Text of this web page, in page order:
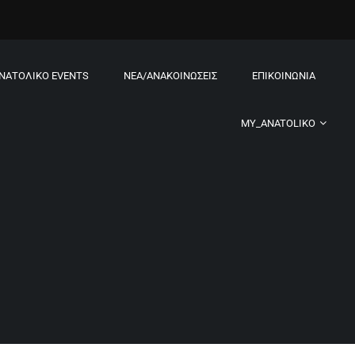
EVENTS ΝΈΑ/ΑΝΑΚΟΙΝΏΣΕΙΣ ΕΠΙΚΟΙΝΩΝΊΑ
MY_ANATOLIKO